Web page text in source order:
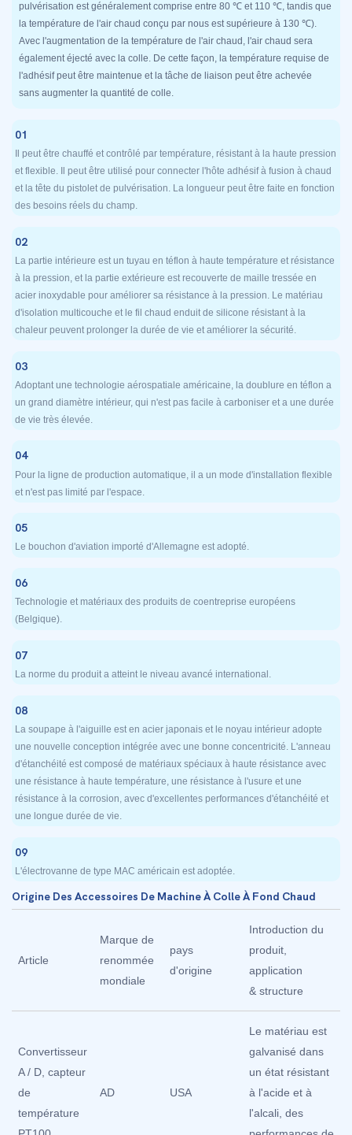
pulvérisation est généralement comprise entre 80 ℃ et 110 ℃, tandis que
la température de l'air chaud conçu par nous est supérieure à 130 ℃).
Avec l'augmentation de la température de l'air chaud, l'air chaud sera
également éjecté avec la colle. De cette façon, la température requise de
l'adhésif peut être maintenue et la tâche de liaison peut être achevée
sans augmenter la quantité de colle.
01
Il peut être chauffé et contrôlé par température, résistant à la haute pression
et flexible. Il peut être utilisé pour connecter l'hôte adhésif à fusion à chaud
et la tête du pistolet de pulvérisation. La longueur peut être faite en fonction
des besoins réels du champ.
02
La partie intérieure est un tuyau en téflon à haute température et résistance
à la pression, et la partie extérieure est recouverte de maille tressée en
acier inoxydable pour améliorer sa résistance à la pression. Le matériau
d'isolation multicouche et le fil chaud enduit de silicone résistant à la
chaleur peuvent prolonger la durée de vie et améliorer la sécurité.
03
Adoptant une technologie aérospatiale américaine, la doublure en téflon a
un grand diamètre intérieur, qui n'est pas facile à carboniser et a une durée
de vie très élevée.
04
Pour la ligne de production automatique, il a un mode d'installation flexible
et n'est pas limité par l'espace.
05
Le bouchon d'aviation importé d'Allemagne est adopté.
06
Technologie et matériaux des produits de coentreprise européens
(Belgique).
07
La norme du produit a atteint le niveau avancé international.
08
La soupape à l'aiguille est en acier japonais et le noyau intérieur adopte
une nouvelle conception intégrée avec une bonne concentricité. L'anneau
d'étanchéité est composé de matériaux spéciaux à haute résistance avec
une résistance à haute température, une résistance à l'usure et une
résistance à la corrosion, avec d'excellentes performances d'étanchéité et
une longue durée de vie.
09
L'électrovanne de type MAC américain est adoptée.
Origine Des Accessoires De Machine À Colle À Fond Chaud
Article
Marque de
renommée
mondiale
pays
d'origine
Introduction du
produit,
application
& structure
Convertisseur
A / D, capteur
de
température
AD USA
Le matériau est
galvanisé dans
un état résistant
à l'acide et à
l'alcali, des